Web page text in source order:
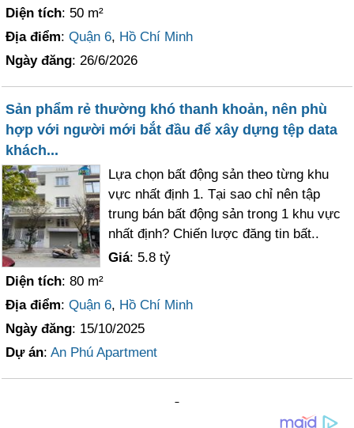
Diện tích: 50 m²
Địa điểm:Quận 6, Hồ Chí Minh
Ngày đăng: 26/6/2026
Sản phẩm rẻ thường khó thanh khoản, nên phù
hợp với người mới bắt đầu để xây dựng tệp data
khách...
Lựa chọn bất động sản theo từng khu
vực nhất định 1. Tại sao chỉ nên tập
trung bán bất động sản trong 1 khu vực
nhất định? Chiến lược đăng tin bất..
Giá: 5.8 tỷ
Diện tích: 80 m²
Địa điểm:Quận 6, Hồ Chí Minh
Ngày đăng: 15/10/2025
Dự án:An Phú Apartment